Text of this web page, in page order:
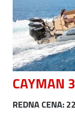
CAYMAN
REDNA CENA: